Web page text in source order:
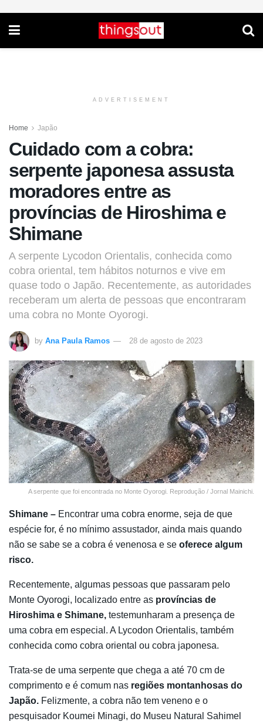
ADVERTISEMENT
Home Japão
Cuidado com a cobra:
serpente japonesa assusta
moradores entre as
províncias de Hiroshima e
Shimane
A serpente Lycodon Orientalis, conhecida como
cobra oriental, tem hábitos noturnos e vive em
quase todo o Japão. Recentemente, as autoridades
receberam um alerta de pessoas que encontraram
uma cobra no Monte Oyorogi.
by Ana Paula Ramos 28 de agosto de 2023
A serpente que foi encontrada no Monte Oyorogi. Reprodução / Jornal Mainichi.
Shimane – Encontrar uma cobra enorme, seja de que
espécie for, é no mínimo assustador, ainda mais quando
não se sabe se a cobra é venenosa e se oferece algum
risco.
Recentemente, algumas pessoas que passaram pelo
Monte Oyorogi, localizado entre as províncias de
Hiroshima e Shimane, testemunharam a presença de
uma cobra em especial. A Lycodon Orientalis, também
conhecida como cobra oriental ou cobra japonesa.
Trata-se de uma serpente que chega a até 70 cm de
comprimento e é comum nas regiões montanhosas do
Japão. Felizmente, a cobra não tem veneno e o
pesquisador Koumei Minagi, do Museu Natural Sahimel